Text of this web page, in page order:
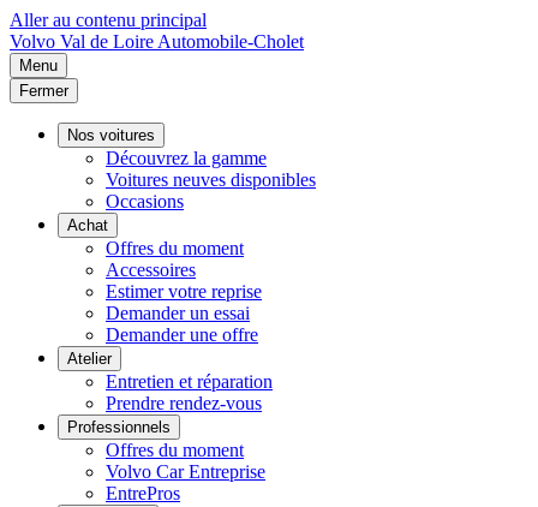
Aller au contenu principal
Volvo Val de Loire Automobile-Cholet
Menu
Fermer
Nos voitures
Découvrez la gamme
Voitures neuves disponibles
Occasions
Achat
Offres du moment
Accessoires
Estimer votre reprise
Demander un essai
Demander une offre
Atelier
Entretien et réparation
Prendre rendez-vous
Professionnels
Offres du moment
Volvo Car Entreprise
EntrePros